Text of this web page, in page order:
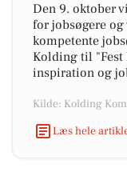
Den 9. oktober
for jobsøgere
kompetente
Kolding til "Fest
inspiration og
Kilde: Kolding
Læs hele